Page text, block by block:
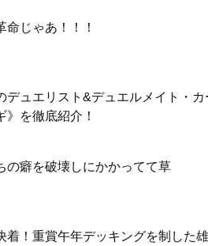
命じゃあ！！！
デュエリスト&デュエルメイト・
》を徹底紹介！
の癖を破壊しにかかってて草
着！重賞午年デッキングを制した